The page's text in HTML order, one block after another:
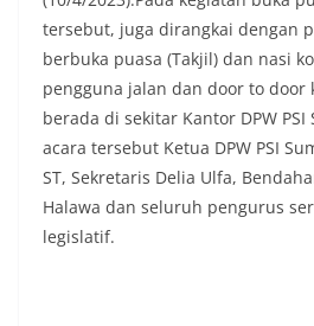
tersebut, juga dirangkai dengan
berbuka puasa (Takjil) dan nasi
pengguna jalan dan door to door
berada di sekitar Kantor DPW
acara tersebut Ketua DPW PSI
ST, Sekretaris Delia Ulfa,
Halawa dan seluruh pengurus
legislatif.